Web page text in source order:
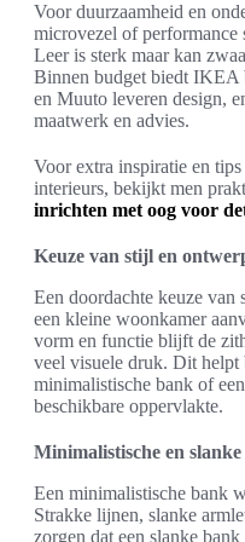
Voor duurzaamheid en
microvezel of performance
Leer is sterk maar kan
Binnen budget biedt IKEA
en Muuto leveren design,
maatwerk en advies.
Voor extra inspiratie en
interieurs, bekijkt men
inrichten met oog voor
Keuze van stijl en
Een doordachte keuze
een kleine woonkamer
vorm en functie blijft de
veel visuele druk. Dit helpt
minimalistische bank of
beschikbare oppervlakte.
Minimalistische en
Een minimalistische bank
Strakke lijnen, slanke
zorgen dat een slanke